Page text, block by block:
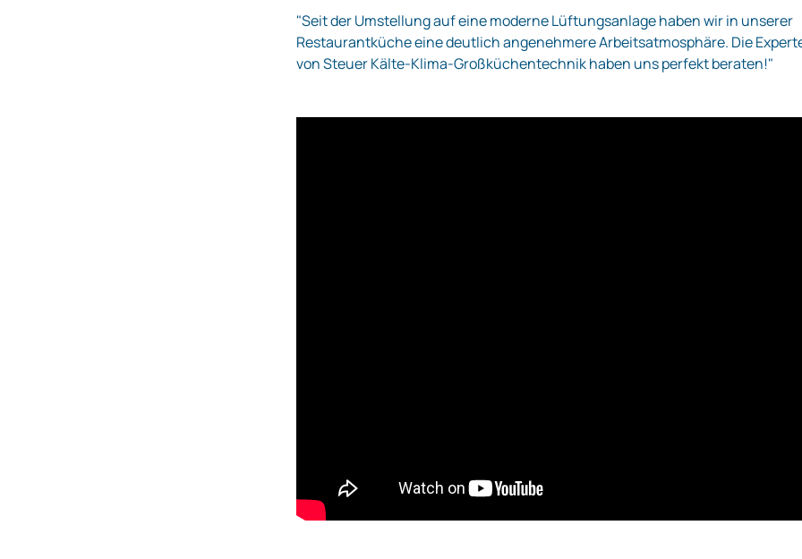
"Seit der Umstellung auf eine moderne Lüftungsanlage haben wir in unserer
Restaurantküche eine deutlich angenehmere Arbeitsatmosphäre. Die
von Steuer Kälte-Klima-Großküchentechnik haben uns perfekt beraten!"